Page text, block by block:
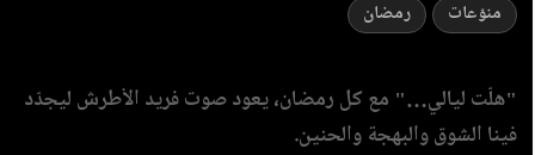
منوّعات رمضان
"هلّت ليالي…" مع كل رمضان، يعود صوت فريد الأطرش ليجدّد
فينا الشوق والبهجة والحنين.